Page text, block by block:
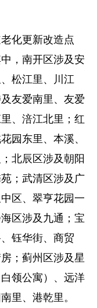
化更新改造点
，南开区涉及安
松江里、川江
友爱南里、友爱
、涪江北里；红
园东里、本溪、
北辰区涉及朝阳
；武清区涉及广
区、翠亨花园一
区涉及九通；宝
钰华街、商贸
；蓟州区涉及星
领公寓）、远洋
里、港乾里。